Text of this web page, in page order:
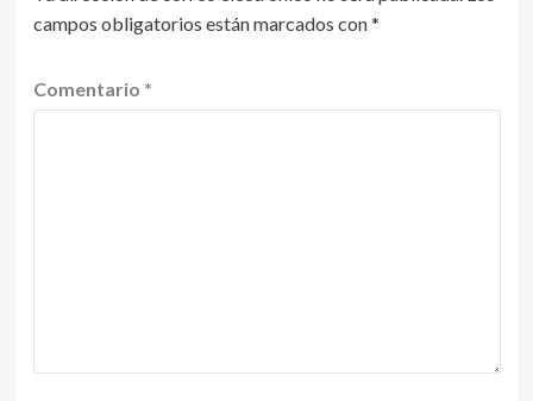
campos obligatorios están marcados con*
Comentario *